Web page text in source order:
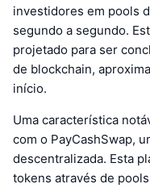
investidores em pools
segundo a segundo.
projetado para ser
de blockchain,
início.
Uma característica
com o PayCashSwap,
descentralizada. Esta
tokens através de